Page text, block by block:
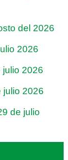
del 2026
2026
julio 2026
julio 2026
de julio